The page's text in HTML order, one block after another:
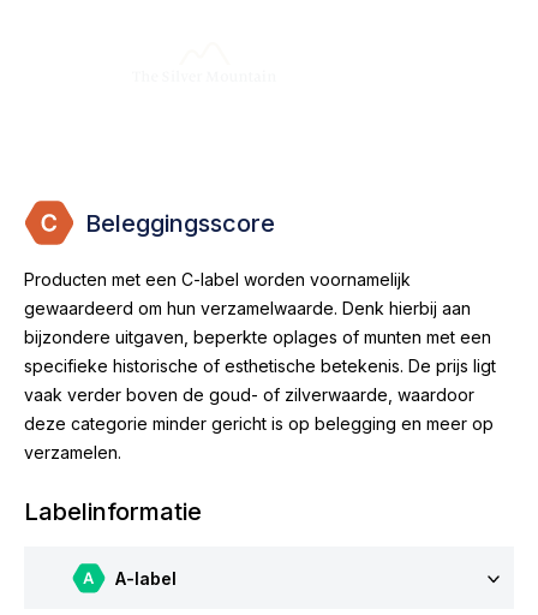
Beleggingsscore
Producten met een C-label worden voornamelijk
gewaardeerd om hun verzamelwaarde. Denk hierbij aan
bijzondere uitgaven, beperkte oplages of munten met een
specifieke historische of esthetische betekenis. De prijs ligt
vaak verder boven de goud- of zilverwaarde, waardoor
deze categorie minder gericht is op belegging en meer op
verzamelen.
Labelinformatie
A-label